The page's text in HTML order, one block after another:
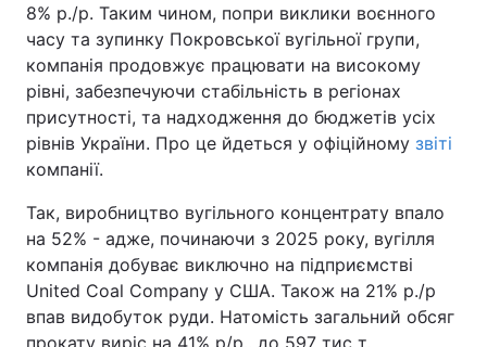
8% р./р. Таким чином, попри виклики воєнного
часу та зупинку Покровської вугільної групи,
компанія продовжує працювати на високому
рівні, забезпечуючи стабільність в регіонах
присутності, та надходження до бюджетів усіх
рівнів України. Про це йдеться у офіційному звіті
компанії.
Так, виробництво вугільного концентрату впало
на 52% - адже, починаючи з 2025 року, вугілля
компанія добуває виключно на підприємстві
United Coal Company у США. Також на 21% р./р
впав видобуток руди. Натомість загальний обсяг
прокату виріс на 41% р/р., до 597 тис т.